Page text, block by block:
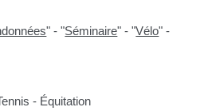
" -"Séminaire" -"Vélo" -
- Équitation